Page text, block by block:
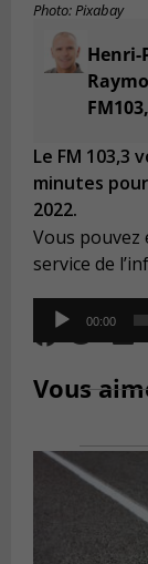
Photo: Pixabay
Henri-
Le FM 103,3
minutes
2022.
Vous pouvez
service de
Audio
Player
00:00
Vous